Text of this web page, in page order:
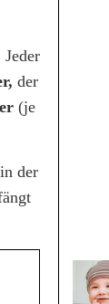
der
(je
der